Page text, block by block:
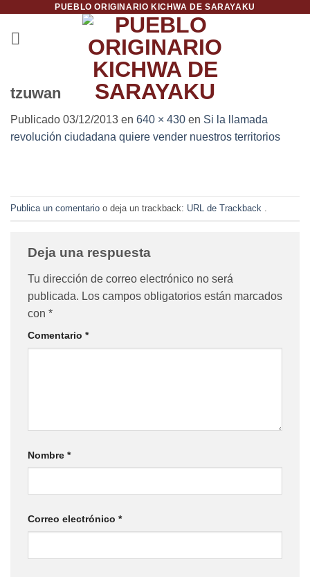
contenido
PUEBLO ORIGINARIO KICHWA DE SARAYAKU
tzuwan
Publicado 03/12/2013 en 640 × 430 en Si la llamada
revolución ciudadana quiere vender nuestros territorios
Publica un comentario o deja un trackback: URL de Trackback
Deja una respuesta
Tu dirección de correo electrónico no será
publicada. Los campos obligatorios están marcados
con *
Comentario *
Nombre *
Correo electrónico *